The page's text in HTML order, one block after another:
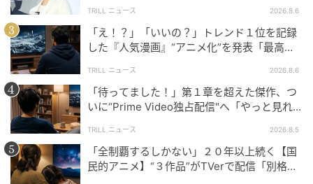
TRILL ニュース 2026.8.6
「え！？」「いいの？」トレンド１位を記録
した『人気漫画』“アニメ化”を発表「最高す
TRILL ニュース 2026.8.6
「待ってました！」第１章を超えた傑作、つ
いに“Prime Video独占配信"へ「やっと見れ
TRILL ニュース 2026.8.5
「全制覇するしかない」２０年以上続く【国
民的アニメ】“３作品”がTVerで配信「別格」